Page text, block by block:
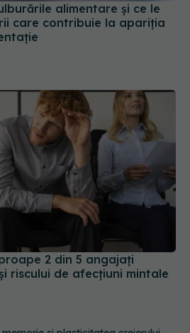
alimentare și ce le
care contribuie la apariția
2 din 5 angajați
riscului de afecțiuni mintale